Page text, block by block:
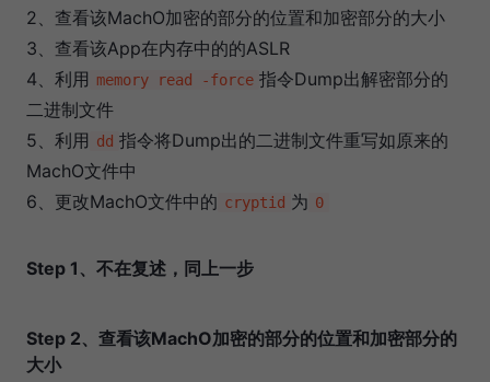
2、查看该MachO加密的部分的位置和加密部分的大小
3、查看该App在内存中的的ASLR
4、利用 memory read -force 指令Dump出解密部分的
二进制文件
5、利用 dd 指令将Dump出的二进制文件重写如原来的
MachO文件中
6、更改MachO文件中的 cryptid 为 0
Step 1、不在复述，同上一步
Step 2、查看该MachO加密的部分的位置和加密部分的
大小